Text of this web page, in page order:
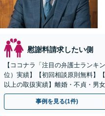
慰謝料請求したい側
【ココナラ「注目の弁護士ランキ
位）実績】【初回相談原則無料】
以上の取扱実績】離婚・不貞・
尽力します【全国対応可】 【国際
事例を見る(1件)